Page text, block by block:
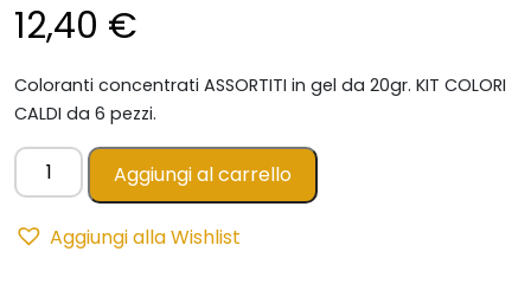
12,40 €
Coloranti concentrati ASSORTITI in gel da 20gr. KIT COLORI
CALDI da 6 pezzi.
KIT
COLORI
6pz
Aggiungi al carrello
Aggiungi alla Wishlist